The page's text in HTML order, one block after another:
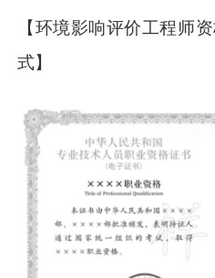
【环境影响评价工程师
式】